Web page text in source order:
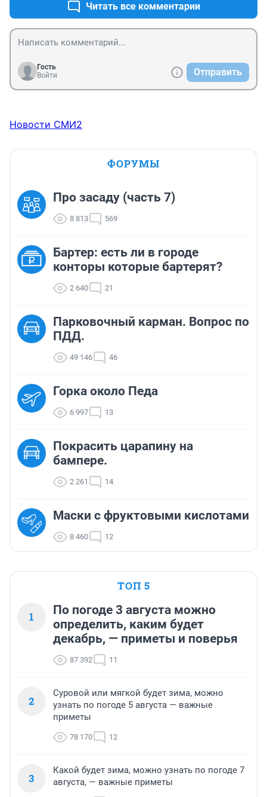
Читать все комментарии
Гость
Войти
Отправить
Новости СМИ2
ФОРУМЫ
Про засаду (часть 7)
8 813 569
Бартер: есть ли в городе
конторы которые бартерят?
2 640 21
Парковочный карман. Вопрос по
ПДД.
49 146 46
Горка около Педа
6 997 13
Покрасить царапину на
бампере.
2 261 14
Маски с фруктовыми кислотами
8 460 12
ТОП 5
1
По погоде 3 августа можно
определить, каким будет
декабрь, — приметы и поверья
87 392 11
2
Суровой или мягкой будет зима, можно
узнать по погоде 5 августа — важные
приметы
78 170 12
3
Какой будет зима, можно узнать по погоде 7
августа, — важные приметы